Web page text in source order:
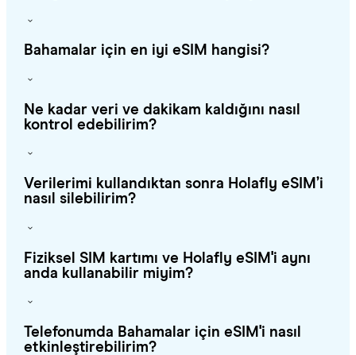
Bahamalar için en iyi eSIM hangisi?
Ne kadar veri ve dakikam kaldığını nasıl
kontrol edebilirim?
Verilerimi kullandıktan sonra Holafly eSIM’i
nasıl silebilirim?
Fiziksel SIM kartımı ve Holafly eSIM'i aynı
anda kullanabilir miyim?
Telefonumda Bahamalar için eSIM'i nasıl
etkinleştirebilirim?